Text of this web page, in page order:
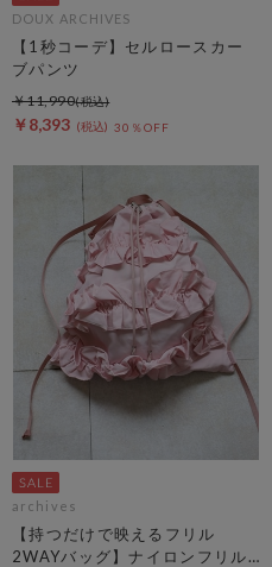
DOUX ARCHIVES
【1秒コーデ】セルロースカー
ブパンツ
￥8,393 30％OFF
￥11,990
archives
【持つだけで映えるフリル
2WAYバッグ】ナイロンフリル